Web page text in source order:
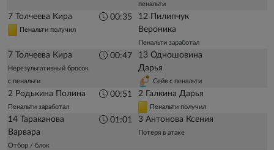
пенальти
7 Толчеева Кира
Пенальти получил
00:35
12 Пилипчук
Вероника
Пенальти заработал
7 Толчеева Кира
Нерезультативный бросок
с пенальти
00:47
13 Одношовина
Дарья
Сейв с пенальти
2 Родькина Полина
Пенальти заработал
00:51 2 Галкина Дарья
Пенальти получил
14 Тараканова
Варвара
Отбор / блок
01:01 3 Антонова Ксения
Потеря в атаке